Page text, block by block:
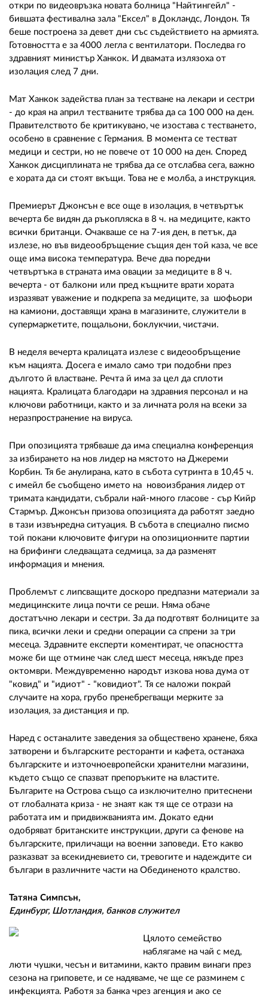
откри по видеовръзка новата болница "Найтингейл" -
бившата фестивална зала "Ексел" в Докландс, Лондон. Тя
беше построена за девет дни със съдействието на армията.
Готовността е за 4000 легла с вентилатори. Последва го
здравният министър Ханкок. И двамата излязоха от
изолация след 7 дни.
Мат Ханкок задейства план за тестване на лекари и сестри
- до края на април тестваните трябва да са 100 000 на ден.
Правителството бе критикувано, че изостава с тестването,
особено в сравнение с Германия. В момента се тестват
медици и сестри, но не повече от 10 000 на ден. Според
Ханкок дисциплината не трябва да се отслабва сега, важно
е хората да си стоят вкъщи. Това не е молба, а инструкция.
Премиерът Джонсън е все още в изолация, в четвъртък
вечерта бе видян да ръкопляска в 8 ч. на медиците, както
всички британци. Очакваше се на 7-ия ден, в петък, да
излезе, но във видеообръщение същия ден той каза, че все
още има висока температура. Вече два поредни
четвъртъка в страната има овации за медиците в 8 ч.
вечерта - от балкони или пред къщните врати хората
изразяват уважение и подкрепа за медиците, за шофьори
на камиони, доставящи храна в магазините, служители в
супермаркетите, пощальони, боклукчии, чистачи.
В неделя вечерта кралицата излезе с видеообръщение
към нацията. Досега е имало само три подобни през
дългото й властване. Речта й има за цел да сплоти
нацията. Кралицата благодари на здравния персонал и на
ключови работници, както и за личната роля на всеки за
неразпространение на вируса.
При опозицията трябваше да има специална конференция
за избирането на нов лидер на мястото на Джереми
Корбин. Тя бе анулирана, като в събота сутринта в 10,45 ч.
с имейл бе съобщено името на новоизбрания лидер от
тримата кандидати, събрали най-много гласове - сър Кийр
Стармър. Джонсън призова опозицията да работят заедно
в тази извънредна ситуация. В събота в специално писмо
той покани ключовите фигури на опозиционните партии
на брифинги следващата седмица, за да разменят
информация и мнения.
Проблемът с липсващите доскоро предпазни материали за
медицинските лица почти се реши. Няма обаче
достатъчно лекари и сестри. За да подготвят болниците за
пика, всички леки и средни операции са спрени за три
месеца. Здравните експерти коментират, че опасността
може би ще отмине чак след шест месеца, някъде през
октомври. Междувременно народът изкова нова дума от
"ковид" и "идиот" - "ковидиот". Тя се наложи покрай
случаите на хора, грубо пренебрегващи мерките за
изолация, за дистанция и пр.
Наред с останалите заведения за обществено хранене, бяха
затворени и българските ресторанти и кафета, останаха
българските и източноевропейски хранителни магазини,
където също се спазват препоръките на властите.
Българите на Острова също са изключително притеснени
от глобалната криза - не знаят как тя ще се отрази на
работата им и придвижванията им. Докато едни
одобряват британските инструкции, други са фенове на
българските, приличащи на военни заповеди. Ето какво
разказват за всекидневието си, тревогите и надеждите си
българи в различните части на Обединеното кралство.
Татяна Симпсън,
Единбург, Шотландия, банков служител
Цялото семейство
наблягаме на чай с мед,
люти чушки, чесън и витамини, както правим винаги през
сезона на гриповете, и се надяваме, че ще се разминем с
инфекцията. Работя за банка чрез агенция и ако се